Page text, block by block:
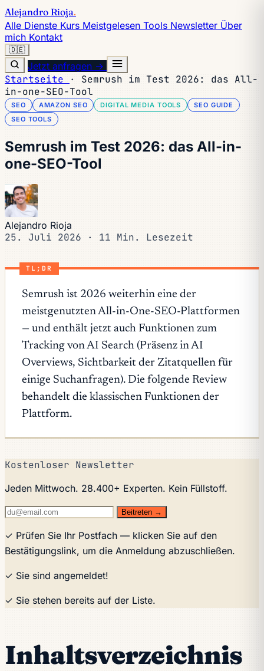
Alejandro Rioja.
Alle Dienste Kurs Meistgelesen Tools Newsletter Über
mich Kontakt
🇩🇪
Jetzt anfragen →
Startseite ·
Semrush im Test 2026: das All-
in-one-SEO-Tool
SEO AMAZON SEO DIGITAL MEDIA TOOLS
SEO GUIDE
SEO TOOLS
Semrush im Test 2026: das All-in-
one-SEO-Tool
Alejandro Rioja
25. Juli 2026 · 11 Min. Lesezeit
TL;DR
Semrush ist 2026 weiterhin eine der
meistgenutzten All-in-One-SEO-Plattformen
— und enthält jetzt auch Funktionen zum
Tracking von AI Search (Präsenz in AI
Overviews, Sichtbarkeit der Zitatquellen für
einige Suchanfragen). Die folgende Review
behandelt die klassischen Funktionen der
Plattform.
Kostenloser Newsletter
Jeden Mittwoch. 28.400+ Experten. Kein Füllstoff.
Beitreten →
✓ Prüfen Sie Ihr Postfach — klicken Sie auf den
Bestätigungslink, um die Anmeldung abzuschließen.
✓ Sie sind angemeldet!
✓ Sie stehen bereits auf der Liste.
Inhaltsverzeichnis